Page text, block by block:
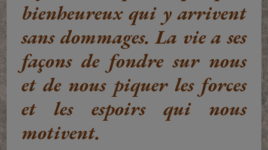
bienheureux qui y arrivent
sans dommages. La vie a ses
façons de fondre sur nous
et de nous piquer les forces
et les espoirs qui nous
motivent.